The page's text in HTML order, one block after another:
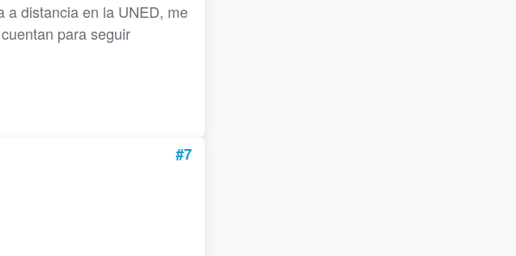
a distancia en la UNED, me
para seguir
#7